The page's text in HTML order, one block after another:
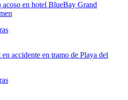
acoso en hotel BlueBay Grand
accidente en tramo de Playa del